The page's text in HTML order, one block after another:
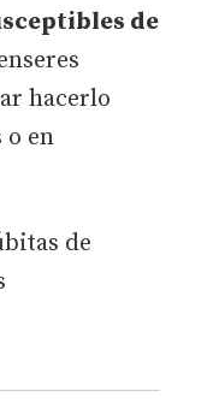
de
hacerlo
o en
de